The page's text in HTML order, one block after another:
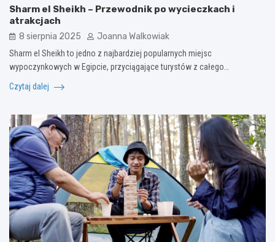
Sharm el Sheikh – Przewodnik po wycieczkach i
atrakcjach
8 sierpnia 2025 Joanna Walkowiak
Sharm el Sheikh to jedno z najbardziej popularnych miejsc
wypoczynkowych w Egipcie, przyciągające turystów z całego…
Czytaj dalej